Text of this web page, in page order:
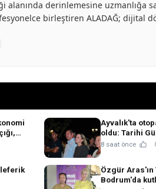
derinlemesine uzmanlığa
birleştiren ALADAĞ; dijital
Ayvalık'ta
oldu: Tarihi
Gümrük Kafe
8 saat önce
Özgür Aras'ın
Bodrum'da